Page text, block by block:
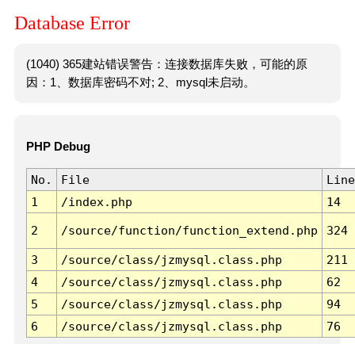
Database Error
(1040) 365建站错误警告：连接数据库失败，可能的原
因：1、数据库密码不对; 2、mysql未启动。
PHP Debug
No. File
Line
1
/index.php 14
2 /source/function/function_extend.php 324
3 /source/class/jzmysql.class.php
211
4
/source/class/jzmysql.class.php
62
5
/source/class/jzmysql.class.php
94
6
/source/class/jzmysql.class.php 76